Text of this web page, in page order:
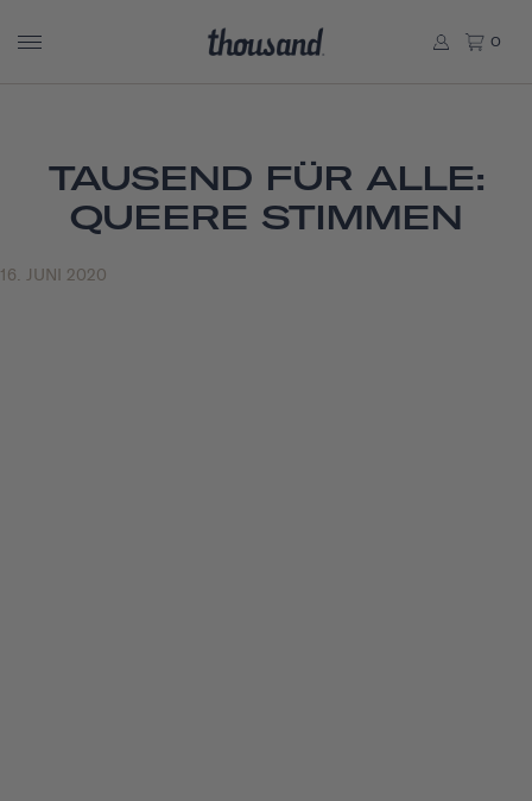
0
TAUSEND FÜR ALLE:
QUEERE STIMMEN
16. JUNI 2020